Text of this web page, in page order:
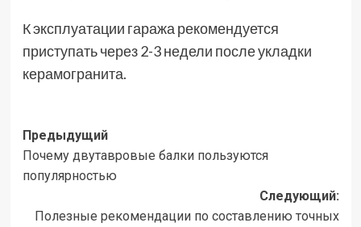
К эксплуатации гаража рекомендуется
приступать через 2-3 недели после укладки
керамогранита.
Навигация
записи
Предыдущий
Почему двутавровые балки пользуются
популярностью
Следующий:
Полезные рекомендации по составлению точных